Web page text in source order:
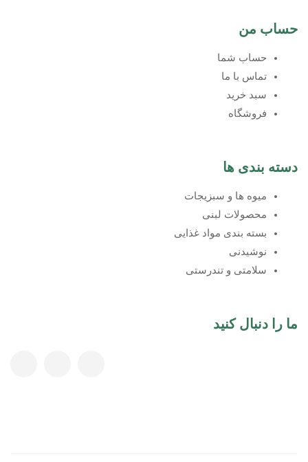
حساب من
حساب شما
تماس با ما
سبد خرید
فروشگاه
دسته بندی ها
میوه ها و سبزیجات
محصولات لبنی
بسته بندی مواد غذایی
نوشیدنی
سلامتی و تندرستی
ما را دنبال کنید